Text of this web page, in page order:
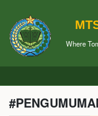
Where